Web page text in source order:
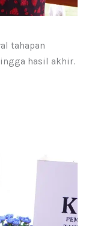
tahapan
hasil akhir.